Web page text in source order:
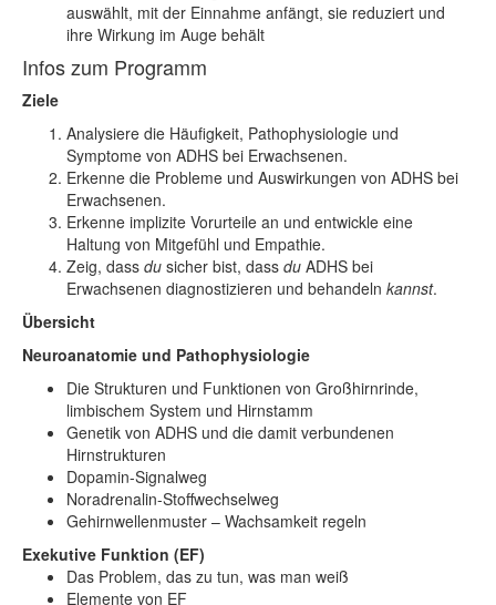
auswählt, mit der Einnahme anfängt, sie reduziert und
ihre Wirkung im Auge behält
Infos zum Programm
Ziele
Analysiere die Häufigkeit, Pathophysiologie und
Symptome von ADHS bei Erwachsenen.
Erkenne die Probleme und Auswirkungen von ADHS bei
Erwachsenen.
Erkenne implizite Vorurteile an und entwickle eine
Haltung von Mitgefühl und Empathie.
Zeig, dass du sicher bist, dass du ADHS bei
Erwachsenen diagnostizieren und behandeln kannst.
Übersicht
Neuroanatomie und Pathophysiologie
Die Strukturen und Funktionen von Großhirnrinde,
limbischem System und Hirnstamm
Genetik von ADHS und die damit verbundenen
Hirnstrukturen
Dopamin-Signalweg
Noradrenalin-Stoffwechselweg
Gehirnwellenmuster – Wachsamkeit regeln
Exekutive Funktion (EF)
Das Problem, das zu tun, was man weiß
Elemente von EF